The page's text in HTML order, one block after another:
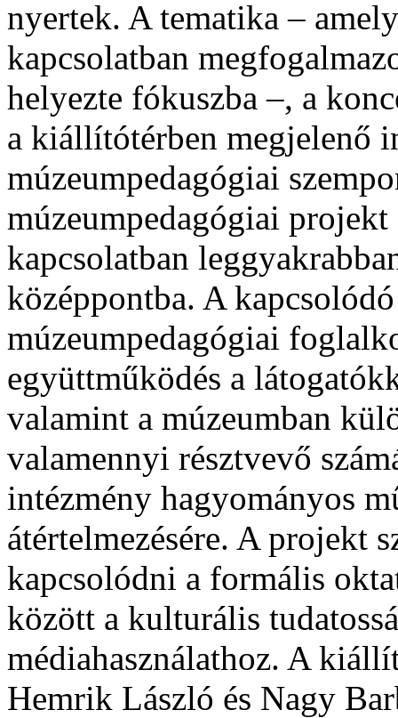
nyertek. A tematika –
kapcsolatban
helyezte fókuszba –, a
a kiállítótérben megjelenő
múzeumpedagógiai
múzeumpedagógiai
kapcsolatban
középpontba. A
múzeumpedagógiai
együttműködés a
valamint a múzeumban
valamennyi résztvevő
intézmény hagyományos
átértelmezésére. A projekt
kapcsolódni a formális
között a kulturális
médiahasználathoz. A
Hemrik László és Nagy